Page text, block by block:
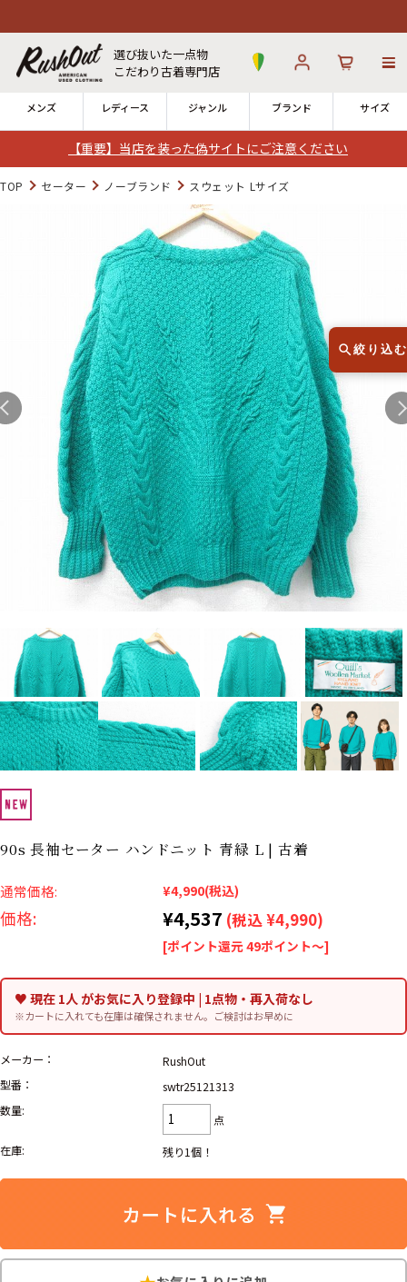
【重要】当店を装った偽サイトにご注意ください
選び抜いた一点物
こだわり古着専門店
メンズ レディース ジャンル ブランド サイズ
ログイン
全国7店舗・公式通販の比較
発送について 12時までのご注文で当日出荷！
※対応不可：日祝、長期休暇、セール
Search by Hotword今週のHOTワード（7/29〜8/4）
Tシャツ USA製 2 映画 3 ミリタリー 4 スターウォーズ
ラルフローレン 6 大きいサイズ 7 アニメ 8 ディズニー
Search by Brandブランドから探す
ラルフ ローレン ザ・ノース・フェイ
ス
チャンピオン
パタゴニア
カーハート ディッキーズ
アディダス ナイキ
マ行 ラ行
Search by Itemアイテムから探す
ジャケット スウェット セーター
半袖シャツ
レディース
こだわりから探す
TOP セーター ノーブランド スウェット Lサイズ
90s 長袖セーター ハンドニット 青緑 L | 古着
通常価格: ¥4,990(税込)
価格: ¥4,537 (税込 ¥4,990)
[ポイント還元 49ポイント～]
♥ 現在 1人 がお気に入り登録中 | 1点物・再入荷なし
※カートに入れても在庫は確保されません。ご検討はお早めに
メーカー：
RushOut
型番：
swtr25121313
数量:
点
在庫:
残り1個！
絞り込む